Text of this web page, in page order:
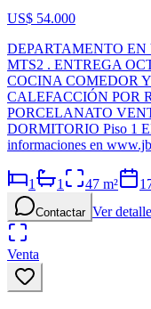
US$ 54.000
DEPARTAMENTO
MTS2 . ENTREGA
COCINA COMEDOR
CALEFACCIÓN POR
PORCELANATO
DORMITORIO Piso 1
informaciones en
1 1 47 m²
Contactar Ver
Venta